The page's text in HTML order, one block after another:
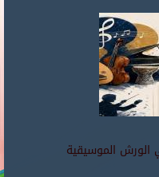
الورش الموسيقية